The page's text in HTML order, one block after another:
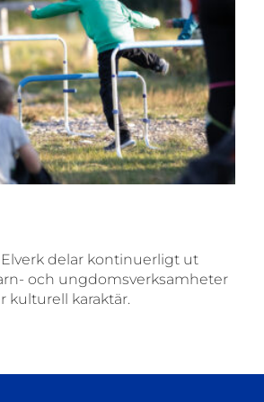
delar kontinuerligt ut
och ungdomsverksamheter
kulturell karaktär.